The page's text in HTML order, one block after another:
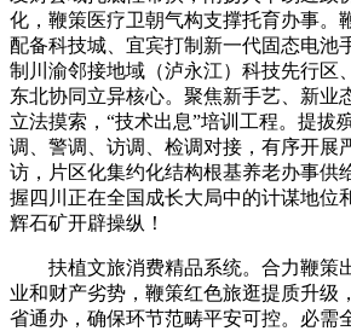
化，鞭策医疗卫朝气构支撑托育办事。
配备科技城、宜宾打制新一代固态电池
制川渝邻接地域（泸永江）科技先行区
东北协同立异核心。聚焦新手艺、新业
立法摸索，“技术出息”培训工程。提拔
调、警调、访调、检调对接，有序开展
访，片区化集约化结构根基养老办事供
握四川正在全国成长大局中的计谋地位
辉石矿开辟操纵！
扶植文旅消费精品系统。合力鞭策
业和财产劣势，鞭策红色旅逛提质升级
省通办，确保环节范畴平安可控。必需